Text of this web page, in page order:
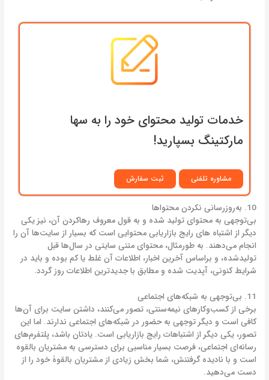
خدمات تولید محتوای خود را به سها
مارکتینگ بسپارید!
مشاوره تلفنی ثبت سفارش
10. به‌روزرسانی نکردن محتواها
بی‌توجهی به محتوای تولید شده و به قول معروف رهاکردن آن، نیز یکی
دیگر از اشتباه های رایج بازاریابی محتوایی است که بسیار از سایت‌ها آن را
انجام می‌دهند. به طورمثال، محتوای متنی سایتی در سال‌ها قبل
تولیدشده، و براساس آخرین اخبار، اطلاعات آن غلط یا کم بوده و باید در
شرایط کنونی، آپدیت شده و مطابق با جدیدترین اطلاعات روز گردد.
11. بی‌توجهی به شبکه‌های اجتماعی
برخی از کسب‌وکارهای نیمه‌سنتی، تصور می‌کنند، داشتن سایت برای آن‌ها
کافی است و دیگر توجهی به حضور در شبکه‌های اجتماعی ندارند. اما این
تصور، یکی دیگر از اشتباهات رایج بازاریابی است. یادتان باشد، پلتفرم‌های
رسانه‌ای اجتماعی، فرصت بسیار مناسبی برای دسترسی به مشتریان بالقوه
است و با نادیده گرفتنش‌، شما بخش زیادی از مشتریان بالقوۀ خود را از
دست می‌دهید.